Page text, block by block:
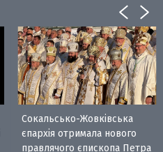
Сокальсько-Жовківська
єпархія отримала нового
правлячого єпископа Петра